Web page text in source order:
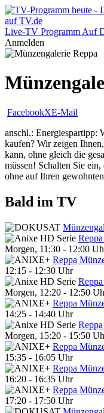
Live-TV Programm Auf
Anmelden
FacebookXE-Mail
anschl.: Energiespartipp:
kaufen? Wir zeigen
kann, ohne gleich die
müssen! Schalten Sie
ohne auf Ihren
Bald im TV
Morgen, 11:30 - 12:00
Reppa
12:15 - 12:30 Uhr
Morgen, 12:20 - 12:50
Reppa
14:25 - 14:40 Uhr
Morgen, 15:20 - 15:50
Reppa
15:35 - 16:05 Uhr
Reppa
16:20 - 16:35 Uhr
Reppa
17:20 - 17:50 Uhr